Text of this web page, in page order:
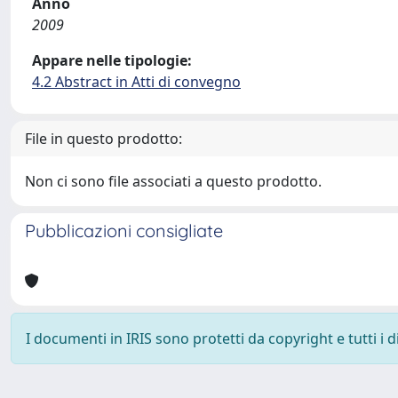
2009
Appare nelle tipologie:
4.2 Abstract in Atti di convegno
File in questo prodotto:
Non ci sono file associati a questo prodotto.
Pubblicazioni consigliate
I documenti in IRIS sono protetti da copyright e tutti i